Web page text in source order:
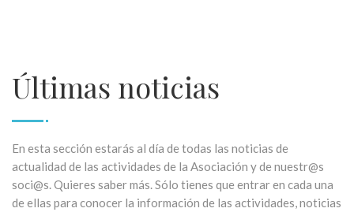
Últimas noticias
En esta sección estarás al día de todas las noticias de
actualidad de las actividades de la Asociación y de nuestr@s
soci@s. Quieres saber más. Sólo tienes que entrar en cada una
de ellas para conocer la información de las actividades, noticias